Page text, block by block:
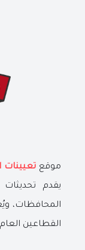
موقع تعيينات
يقدم
المحافظات،
القطاعين